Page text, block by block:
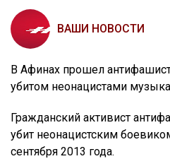
ВАШИ НОВОСТИ
В Афинах прошел
убитом неонацистами
Гражданский активист
убит неонацистским
сентября 2013 года.